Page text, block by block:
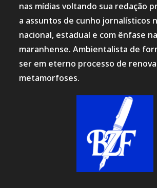
nas mídias voltando sua redação
a assuntos de cunho jornalísticos
nacional, estadual e com ênfase
maranhense. Ambientalista de
ser em eterno processo de
metamorfoses.